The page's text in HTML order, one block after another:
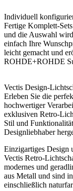
Individuell
Fertige Komplett-
und die Auswahl
einfach Ihre
leicht gemacht und
ROHDE+ROHDE
Vectis Design-
Erleben Sie die
hochwertiger
exklusiven Retro-
Stil und
Designliebhaber
Einzigartiges Design
Vectis Retro-
modernes und
aus Metall und sind
einschließlich